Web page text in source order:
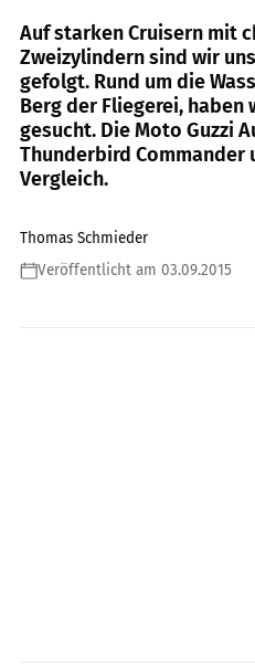
Auf starken Cruisern mit
Zweizylindern sind wir
gefolgt. Rund um die
Berg der Fliegerei,
gesucht. Die Moto Guzzi
Thunderbird Commander
Vergleich.
Thomas Schmieder
Veröffentlicht am 03.09.2015